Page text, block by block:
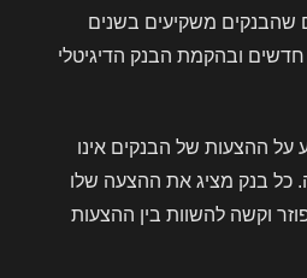
שהבנקים משקיעים בשנים
חדשים ובהקמת הבנק הדיגיטלי
על ההצעות של הבנקים אינו
כל בנק מציג את ההצעה שלו
וקשה להשוות בין ההצעות